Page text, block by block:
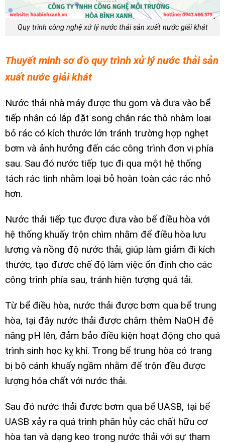
Quy trình công nghệ xử lý nước thải sản xuất nước giải khát
Thuyết minh sơ đồ quy trình xử lý nước thải sản
xuất nước giải khát
Nước thải nhà máy được thu gom và đưa vào bể
tiếp nhận có lắp đặt song chắn rác thô nhằm loại
bỏ rác có kích thước lớn tránh trường hợp nghẹt
bơm và ảnh hưởng đến các công trình đơn vị phía
sau. Sau đó nước tiếp tục đi qua một hệ thống
tách rác tinh nhằm loại bỏ hoàn toàn các rác nhỏ
hơn.
Nước thải tiếp tục được đưa vào bể điều hòa với
hệ thống khuấy trộn chìm nhằm để điều hòa lưu
lượng và nồng độ nước thải, giúp làm giảm đi kích
thước, tạo được chế độ làm việc ổn định cho các
công trình phía sau, tránh hiện tượng quá tải.
Từ bể điều hòa, nước thải được bơm qua bể trung
hòa, tại đây nước thải được châm thêm NaOH đê
nâng pH lên, đảm bảo điều kiện hoạt động cho quá
trình sinh học kỵ khí. Trong bể trung hòa có trang
bị bộ cánh khuấy ngầm nhằm để trộn đều được
lượng hóa chất với nước thải.
Sau đó nước thải được bơm qua bể UASB, tại bể
UASB xảy ra quá trình phân hủy các chất hữu cơ
hòa tan và dạng keo trong nước thải với sự tham